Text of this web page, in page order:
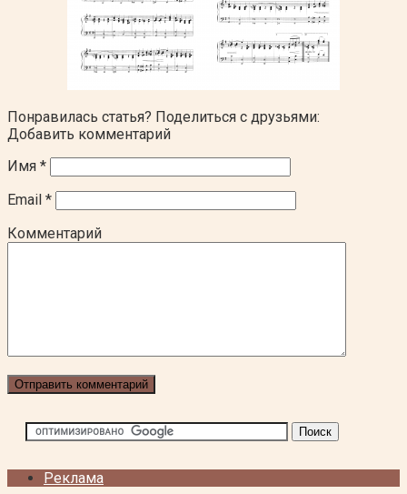
Понравилась статья? Поделиться с друзьями:
Добавить комментарий
Имя *
Email *
Комментарий
Реклама